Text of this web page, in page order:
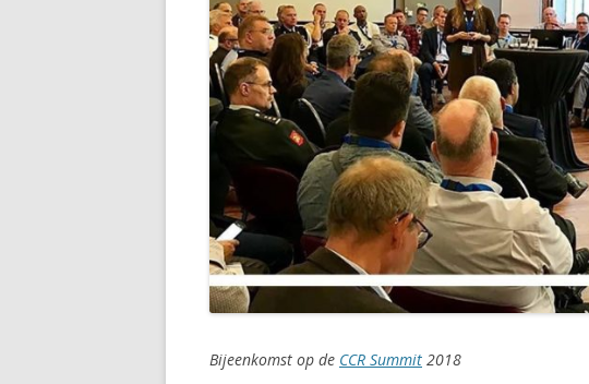
Bijeenkomst op de CCR Summit 2018